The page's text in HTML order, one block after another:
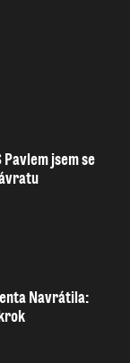
jsem se
Navrátila: